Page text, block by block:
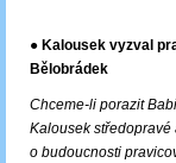
● Kalousek vyzval
Bělobrádek
Chceme-li porazit
Kalousek
o budoucnosti